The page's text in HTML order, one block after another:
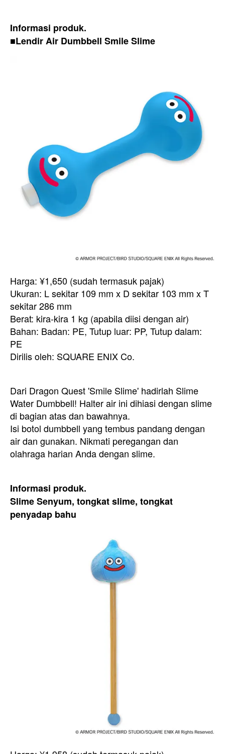
Informasi produk.
■Lendir Air Dumbbell Smile Slime
Harga: ¥1,650 (sudah termasuk pajak)
Ukuran: L sekitar 109 mm x D sekitar 103 mm x T
sekitar 286 mm
Berat: kira-kira 1 kg (apabila diisi dengan air)
Bahan: Badan: PE, Tutup luar: PP, Tutup dalam:
PE
Dirilis oleh: SQUARE ENIX Co.
Dari Dragon Quest 'Smile Slime' hadirlah Slime
Water Dumbbell! Halter air ini dihiasi dengan slime
di bagian atas dan bawahnya.
Isi botol dumbbell yang tembus pandang dengan
air dan gunakan. Nikmati peregangan dan
olahraga harian Anda dengan slime.
Informasi produk.
Slime Senyum, tongkat slime, tongkat
penyadap bahu